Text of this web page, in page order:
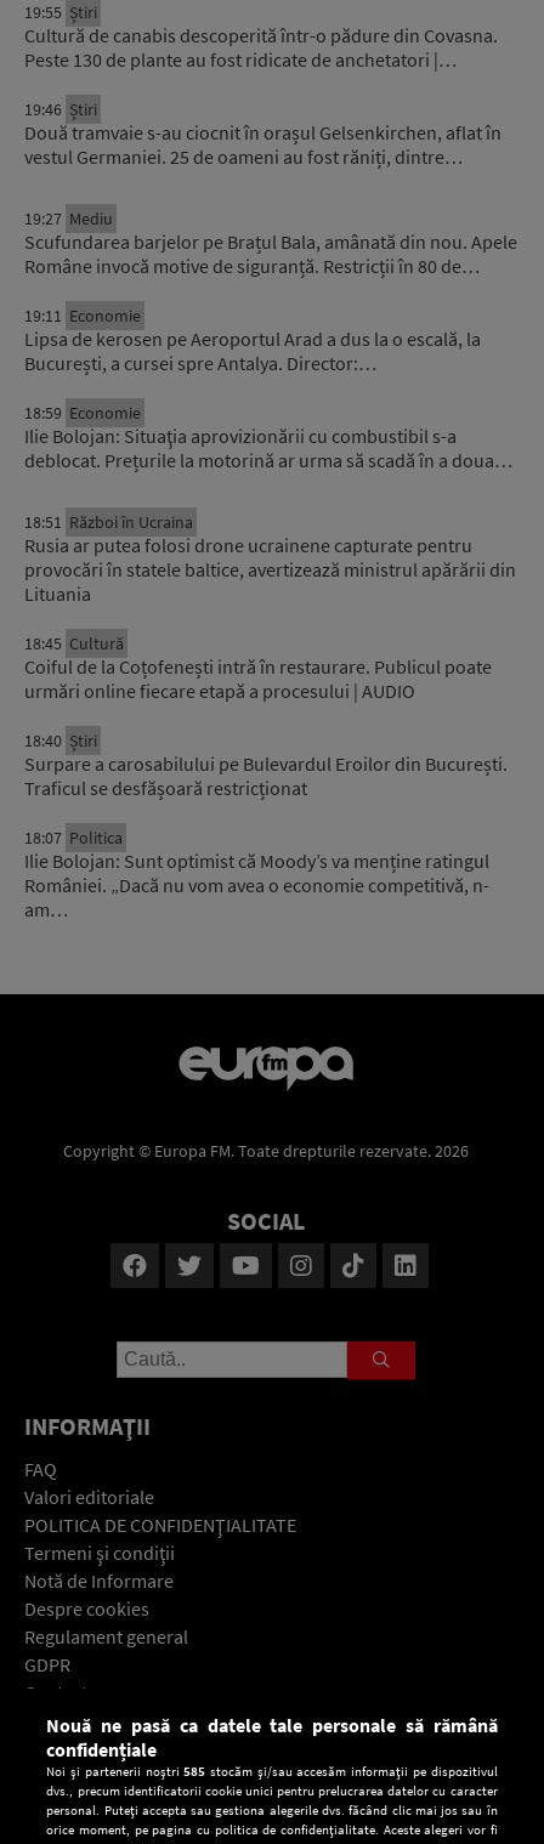
19:55 Știri
Cultură de canabis descoperită într-o pădure din Covasna.
Peste 130 de plante au fost ridicate de anchetatori |…
19:46 Știri
Două tramvaie s-au ciocnit în orașul Gelsenkirchen, aflat în
vestul Germaniei. 25 de oameni au fost răniți, dintre…
19:27 Mediu
Scufundarea barjelor pe Brațul Bala, amânată din nou. Apele
Române invocă motive de siguranță. Restricții în 80 de…
19:11 Economie
Lipsa de kerosen pe Aeroportul Arad a dus la o escală, la
București, a cursei spre Antalya. Director:…
18:59 Economie
Ilie Bolojan: Situaţia aprovizionării cu combustibil s-a
deblocat. Prețurile la motorină ar urma să scadă în a doua…
18:51 Război în Ucraina
Rusia ar putea folosi drone ucrainene capturate pentru
provocări în statele baltice, avertizează ministrul apărării din
Lituania
18:45 Cultură
Coiful de la Coțofenești intră în restaurare. Publicul poate
urmări online fiecare etapă a procesului | AUDIO
18:40 Știri
Surpare a carosabilului pe Bulevardul Eroilor din București.
Traficul se desfășoară restricționat
18:07 Politica
Ilie Bolojan: Sunt optimist că Moody’s va menține ratingul
României. „Dacă nu vom avea o economie competitivă, n-
am…
Copyright © Europa FM. Toate drepturile rezervate. 2026
SOCIAL
INFORMAŢII
FAQ
Valori editoriale
POLITICA DE CONFIDENŢIALITATE
Termeni şi condiţii
Notă de Informare
Despre cookies
Regulament general
GDPR
Contact
Descarcă gratuit aplicaţia Europa FM pentru smartphone:
Nouă ne pasă ca datele tale personale să rămână
confidențiale
Noi și partenerii noștri585 stocăm și/sau accesăm informații pe dispozitivul
dvs., precum identificatorii cookie unici pentru prelucrarea datelor cu caracter
personal. Puteți accepta sau gestiona alegerile dvs. făcând clic mai jos sau în
orice moment, pe pagina cu politica de confidențialitate. Aceste alegeri vor fi